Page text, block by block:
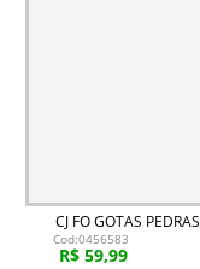
CJ FO GOTAS PEDRAS
Cod:0456583
R$ 59,99